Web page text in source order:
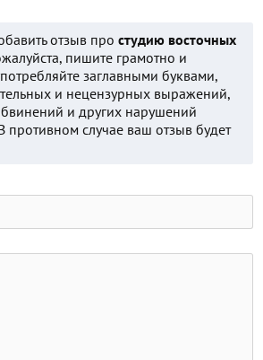
отзыв про студию восточных
пишите грамотно и
заглавными буквами,
и нецензурных выражений,
и других нарушений
противном случае ваш отзыв будет